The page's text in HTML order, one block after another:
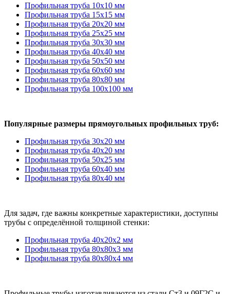
Профильная труба 10х10 мм
Профильная труба 15х15 мм
Профильная труба 20х20 мм
Профильная труба 25х25 мм
Профильная труба 30х30 мм
Профильная труба 40х40 мм
Профильная труба 50х50 мм
Профильная труба 60х60 мм
Профильная труба 80х80 мм
Профильная труба 100х100 мм
Популярные размеры прямоугольных профильных труб:
Профильная труба 30х20 мм
Профильная труба 40х20 мм
Профильная труба 50х25 мм
Профильная труба 60х40 мм
Профильная труба 80х40 мм
Для задач, где важны конкретные характеристики, доступны
трубы с определённой толщиной стенки:
Профильная труба 40х20х2 мм
Профильная труба 80х80х3 мм
Профильная труба 80х80х4 мм